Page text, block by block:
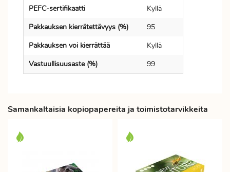
PEFC-sertifikaatti
Kyllä
Pakkauksen kierrätettävyys (%)
95
Pakkauksen voi kierrättää
Kyllä
Vastuullisuusaste (%)
99
Samankaltaisia kopiopapereita ja toimistotarvikkeita